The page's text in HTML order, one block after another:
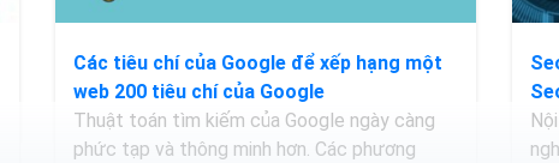
Các tiêu chí của Google để xếp hạng một
web 200 tiêu chí của Google
Thuật toán tìm kiếm của Google ngày càng
phức tạp và thông minh hơn. Các phương